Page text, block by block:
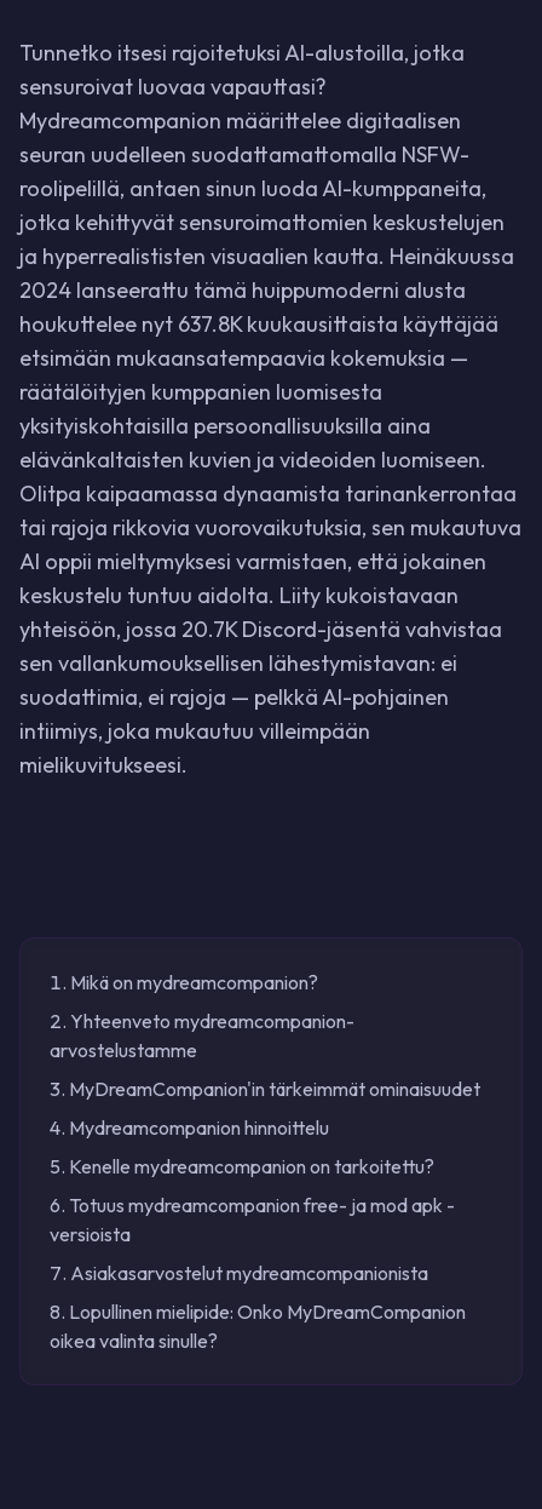
Tunnetko itsesi rajoitetuksi AI-alustoilla, jotka
sensuroivat luovaa vapauttasi?
Mydreamcompanion määrittelee digitaalisen
seuran uudelleen suodattamattomalla NSFW-
roolipelillä, antaen sinun luoda AI-kumppaneita,
jotka kehittyvät sensuroimattomien keskustelujen
ja hyperrealististen visuaalien kautta. Heinäkuussa
2024 lanseerattu tämä huippumoderni alusta
houkuttelee nyt 637.8K kuukausittaista käyttäjää
etsimään mukaansatempaavia kokemuksia —
räätälöityjen kumppanien luomisesta
yksityiskohtaisilla persoonallisuuksilla aina
elävänkaltaisten kuvien ja videoiden luomiseen.
Olitpa kaipaamassa dynaamista tarinankerrontaa
tai rajoja rikkovia vuorovaikutuksia, sen mukautuva
AI oppii mieltymyksesi varmistaen, että jokainen
keskustelu tuntuu aidolta. Liity kukoistavaan
yhteisöön, jossa 20.7K Discord-jäsentä vahvistaa
sen vallankumouksellisen lähestymistavan: ei
suodattimia, ei rajoja — pelkkä AI-pohjainen
intiimiys, joka mukautuu villeimpään
mielikuvitukseesi.
Mikä on mydreamcompanion?
Yhteenveto mydreamcompanion-
arvostelustamme
MyDreamCompanion'in tärkeimmät ominaisuudet
Mydreamcompanion hinnoittelu
Kenelle mydreamcompanion on tarkoitettu?
Totuus mydreamcompanion free- ja mod apk -
versioista
Asiakasarvostelut mydreamcompanionista
Lopullinen mielipide: Onko MyDreamCompanion
oikea valinta sinulle?